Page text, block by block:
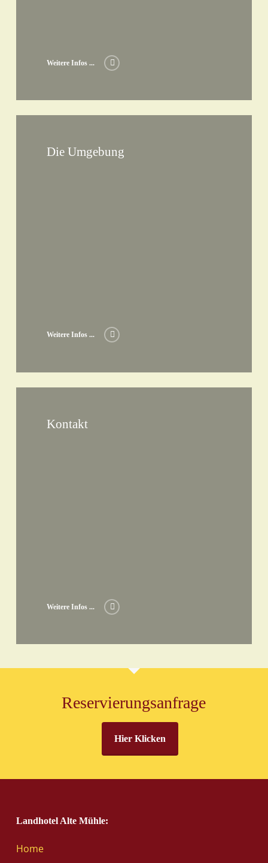
Weitere Infos ...
Die Umgebung
Weitere Infos ...
Kontakt
Weitere Infos ...
Reservierungsanfrage
Hier Klicken
Landhotel Alte Mühle:
Home